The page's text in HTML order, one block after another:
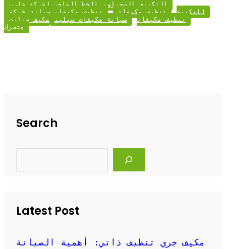
التكييف الصحراوي
الخط الساخن لشركة شارب
للتكييف
تنظيف مكيفات تنظيف مكيفات سبليت
شركة
تنظيف مكيفات
صيانة مكيفات سبليت
مكيف سبليت
متحرك
Search
Latest Post
مكيف جري تنظيف ذاتي: أهمية الصيانة